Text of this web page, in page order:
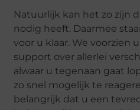
Natuurlijk kan het zo zijn
nodig heeft. Daarmee
voor u klaar. We voorzien
support over allerlei
alwaar u tegenaan gaat
zo snel mogelijk te
belangrijk dat u een